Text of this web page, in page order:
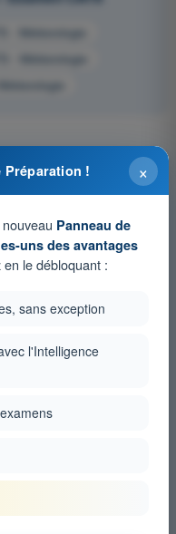
- Météorologie
- Météorologie
×
Préparation !
Panneau de
uns des avantages
le débloquant :
sans exception
l'Intelligence